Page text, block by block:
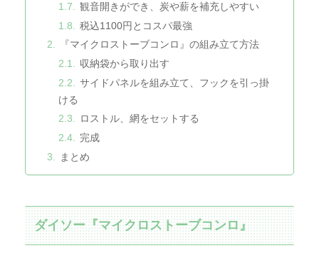
観音開きができ、炭や薪を補充しやすい
税込1100円とコスパ最強
『マイクロストーブコンロ』の組み立て方法
収納袋から取り出す
サイドパネルを組み立て、フックを引っ掛
ける
ロストル、網をセットする
完成
まとめ
ダイソー『マイクロストーブコンロ』